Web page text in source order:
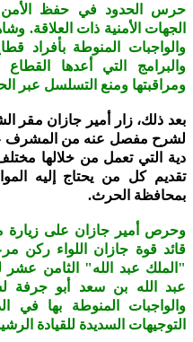
حرس الحدود في حفظ الأمن
الجهات الأمنية ذات العلاقة.
والواجبات المنوطة بأفراد
والبرامج التي أعدها
ومراقبتها ومنع التسلسل عبر
بعد ذلك، زار أمير جازان مقر
لشرح مفصل عنه من المشرف
دية التي تعمل من خلالها
تقديم كل من يحتاج إليه
بمحافظة الحرث.
وحرص أمير جازان على زيارة
قائد قوة جازان اللواء ركن
"الملك عبد الله" الثامن عشر
عبد الله بن سعد أبو جرفة
والواجبات المنوطة بها في
التوجيهات السديدة للقيادة